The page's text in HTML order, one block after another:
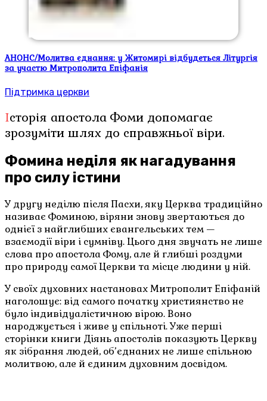
АНОНС/Молитва єднання: у Житомирі відбудеться Літургія
за участю Митрополита Епіфанія
Підтримка церкви
Історія апостола Фоми допомагає
зрозуміти шлях до справжньої віри.
Фомина неділя як нагадування
про силу істини
У другу неділю після Пасхи, яку Церква традиційно
називає Фоминою, віряни знову звертаються до
однієї з найглибших євангельських тем —
взаємодії віри і сумніву. Цього дня звучать не лише
слова про апостола Фому, але й глибші роздуми
про природу самої Церкви та місце людини у ній.
У своїх духовних настановах Митрополит Епіфаній
наголошує: від самого початку християнство не
було індивідуалістичною вірою. Воно
народжується і живе у спільноті. Уже перші
сторінки книги Діянь апостолів показують Церкву
як зібрання людей, об’єднаних не лише спільною
молитвою, але й єдиним духовним досвідом.